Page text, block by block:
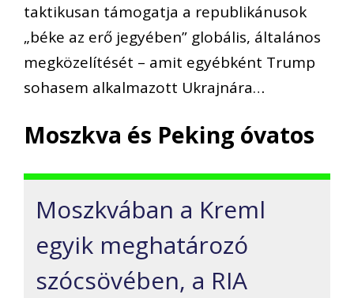
taktikusan támogatja a republikánusok
„béke az erő jegyében” globális, általános
megközelítését – amit egyébként Trump
sohasem alkalmazott Ukrajnára…
Moszkva és Peking óvatos
Moszkvában a Kreml
egyik meghatározó
szócsövében, a RIA